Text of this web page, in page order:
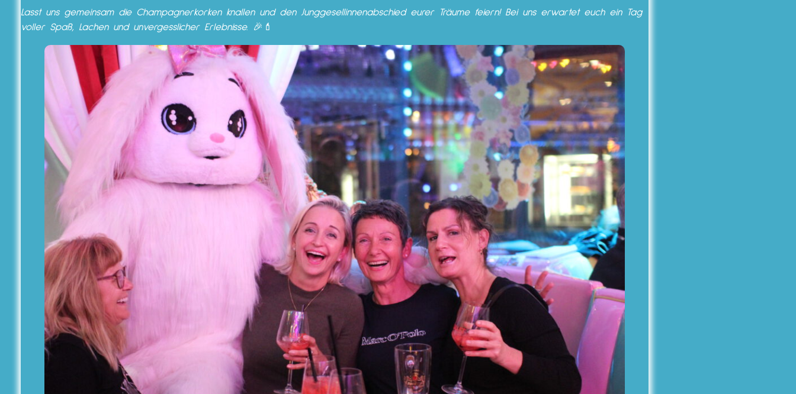
Lasst uns gemeinsam die Champagnerkorken knallen und den Junggesellinnenabschied eurer Träume feiern! Bei uns erwartet euch ein Tag
voller Spaß, Lachen und unvergesslicher Erlebnisse. 🎉💄